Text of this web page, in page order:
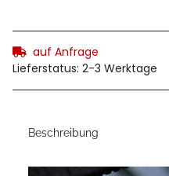
auf Anfrage
Lieferstatus: 2-3 Werktage
Beschreibung